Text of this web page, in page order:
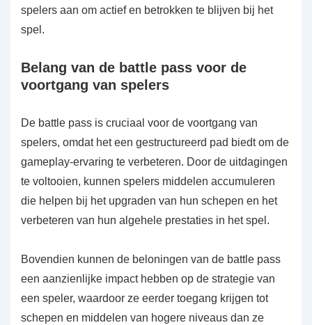
spelers aan om actief en betrokken te blijven bij het
spel.
Belang van de battle pass voor de
voortgang van spelers
De battle pass is cruciaal voor de voortgang van
spelers, omdat het een gestructureerd pad biedt om de
gameplay-ervaring te verbeteren. Door de uitdagingen
te voltooien, kunnen spelers middelen accumuleren
die helpen bij het upgraden van hun schepen en het
verbeteren van hun algehele prestaties in het spel.
Bovendien kunnen de beloningen van de battle pass
een aanzienlijke impact hebben op de strategie van
een speler, waardoor ze eerder toegang krijgen tot
schepen en middelen van hogere niveaus dan ze